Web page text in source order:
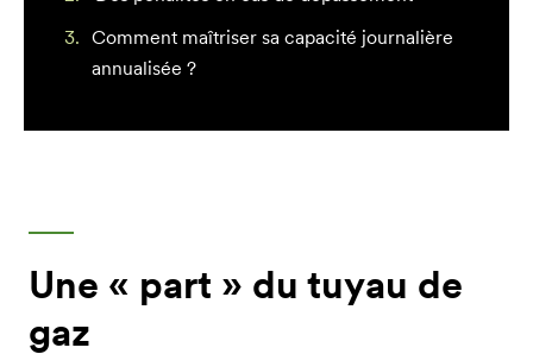
Comment maîtriser sa capacité journalière
annualisée ?
Une « part » du tuyau de
gaz